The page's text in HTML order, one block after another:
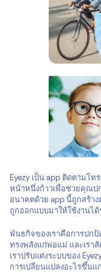
Eyezy เป็น app ติดตามโ
หน้าหนึ่งก้าวเพื่อช่วยคุณป
อนาคตด้วย app นี้ถูกสร้า
ถูกออกแบบมาให้ใช้งานไ
พันธกิจของเราคือการปกป้
ทรงพลังแก่พ่อแม่ และเร
เราปรับแต่งระบบของ
การเปลี่ยนแปลงอะไรขึ้น